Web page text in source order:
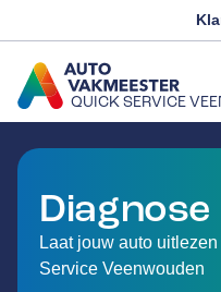
QUICK SERVICE
GA NAAR DE
Diagnose
Laat jouw auto
Service Veenwouden